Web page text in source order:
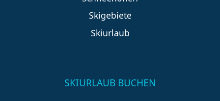
Skigebiete
Skiurlaub
SKIURLAUB BUCHEN